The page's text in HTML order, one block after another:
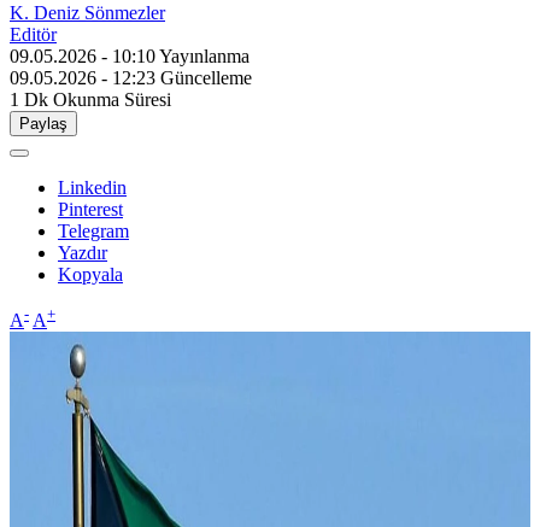
K. Deniz Sönmezler
Editör
09.05.2026 - 10:10Yayınlanma
09.05.2026 - 12:23 Güncelleme
1 Dk Okunma Süresi
Paylaş
Linkedin
Pinterest
Telegram
Yazdır
Kopyala
A- A+